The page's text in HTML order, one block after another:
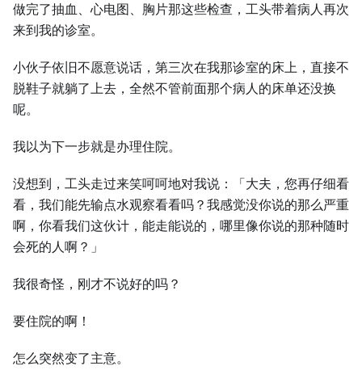
做完了抽血、心电图、胸片那这些检查，工头带着病人再次
来到我的诊室。
小伙子依旧不愿意说话，第三次在我那诊室的床上，直接不
脱鞋子就躺了上去，全然不管前面那个病人的床单还没换
呢。
我以为下一步就是办理住院。
没想到，工头走过来笑呵呵地对我说：「大夫，您再仔细看
看，我们能先输点水观察看看吗？我感觉没你说的那么严重
啊，你看我们这伙计，能走能说的，哪里像你说的那种随时
会死的人啊？」
我很奇怪，刚才不说好的吗？
要住院的啊！
怎么突然变了主意。